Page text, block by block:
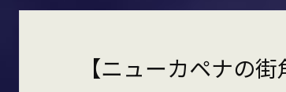
【ニューカペナの